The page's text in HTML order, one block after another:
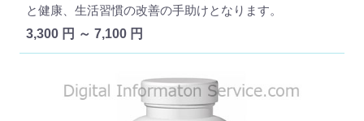
と健康、生活習慣の改善の手助けとなります。
3,300 円 ～ 7,100 円